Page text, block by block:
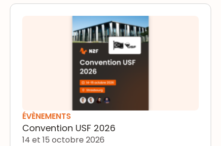
ÉVÈNEMENTS
Convention USF 2026
14 et 15 octobre 2026
Convention USF 2026